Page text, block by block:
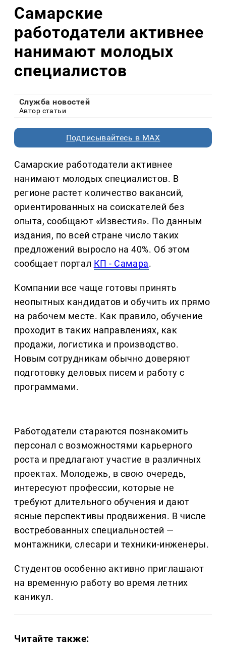
Самарские
работодатели активнее
нанимают молодых
специалистов
Служба новостей
Автор статьи
Подписывайтесь в MAX
Самарские работодатели активнее
нанимают молодых специалистов. В
регионе растет количество вакансий,
ориентированных на соискателей без
опыта, сообщают «Известия». По данным
издания, по всей стране число таких
предложений выросло на 40%. Об этом
сообщает портал КП - Самара.
Компании все чаще готовы принять
неопытных кандидатов и обучить их прямо
на рабочем месте. Как правило, обучение
проходит в таких направлениях, как
продажи, логистика и производство.
Новым сотрудникам обычно доверяют
подготовку деловых писем и работу с
программами.
Работодатели стараются познакомить
персонал с возможностями карьерного
роста и предлагают участие в различных
проектах. Молодежь, в свою очередь,
интересуют профессии, которые не
требуют длительного обучения и дают
ясные перспективы продвижения. В числе
востребованных специальностей —
монтажники, слесари и техники-инженеры.
Студентов особенно активно приглашают
на временную работу во время летних
каникул.
Читайте также: